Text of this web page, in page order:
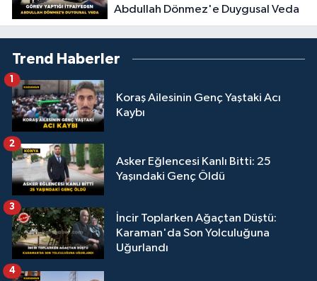
Abdullah Dönmez'e Duygusal Veda
Trend Haberler
Koraş Ailesinin Genç Yaştaki Acı
Kaybı
1
Asker Eğlencesi Kanlı Bitti: 25
Yaşındaki Genç Öldü
2
İncir Toplarken Ağaçtan Düştü:
Karaman'da Son Yolculuğuna
Uğurlandı
3
4